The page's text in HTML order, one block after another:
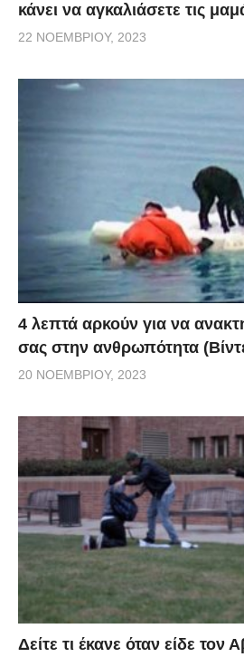
κάνει να αγκαλιάσετε τις
22 ΝΟΕΜΒΡΊΟΥ, 2023
4 λεπτά αρκούν για να
σας στην ανθρωπότητα
20 ΝΟΕΜΒΡΊΟΥ, 2023
Δείτε τι έκανε όταν είδε